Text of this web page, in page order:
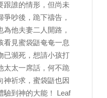
跟誰的情形，但尚未
吵後，跪下禱告，
他夫妻二人開路，
看見蜜袋鼯奄奄一息
已瀕死，想請小孩打
太太一席話，何不跪
神祈求，蜜袋鼯也因
驗到神的大能！ Leaf